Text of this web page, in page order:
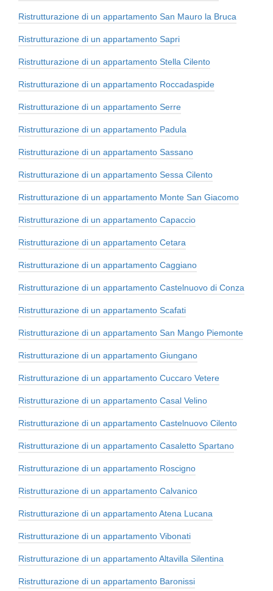
Ristrutturazione di un appartamento San Mauro la Bruca
Ristrutturazione di un appartamento Sapri
Ristrutturazione di un appartamento Stella Cilento
Ristrutturazione di un appartamento Roccadaspide
Ristrutturazione di un appartamento Serre
Ristrutturazione di un appartamento Padula
Ristrutturazione di un appartamento Sassano
Ristrutturazione di un appartamento Sessa Cilento
Ristrutturazione di un appartamento Monte San Giacomo
Ristrutturazione di un appartamento Capaccio
Ristrutturazione di un appartamento Cetara
Ristrutturazione di un appartamento Caggiano
Ristrutturazione di un appartamento Castelnuovo di Conza
Ristrutturazione di un appartamento Scafati
Ristrutturazione di un appartamento San Mango Piemonte
Ristrutturazione di un appartamento Giungano
Ristrutturazione di un appartamento Cuccaro Vetere
Ristrutturazione di un appartamento Casal Velino
Ristrutturazione di un appartamento Castelnuovo Cilento
Ristrutturazione di un appartamento Casaletto Spartano
Ristrutturazione di un appartamento Roscigno
Ristrutturazione di un appartamento Calvanico
Ristrutturazione di un appartamento Atena Lucana
Ristrutturazione di un appartamento Vibonati
Ristrutturazione di un appartamento Altavilla Silentina
Ristrutturazione di un appartamento Baronissi